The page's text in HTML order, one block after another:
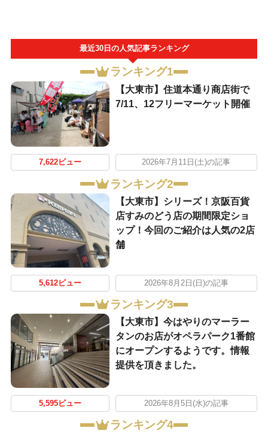
最近30日の人気記事ランキング
ランキング1
【大東市】住道本通り商店街で
7/11、12フリーマーケット開催
7,622ビュー 2026年7月11日(土)の記事
ランキング2
【大東市】シリーズ！京阪百貨
店すみのどう店の期間限定ショ
ップ！今回のご紹介は人気の2店
舗
5,612ビュー 2026年8月2日(日)の記事
ランキング3
【大東市】今はやりのマーラー
タンのお店がオペラパーク1番館
にオープンするようです。情報
提供を頂きました。
5,595ビュー 2026年8月5日(水)の記事
ランキング4